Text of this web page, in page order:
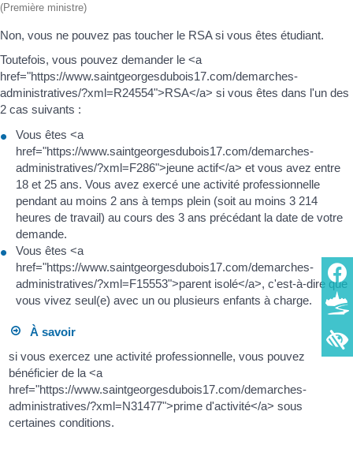
(Première ministre)
Non, vous ne pouvez pas toucher le RSA si vous êtes étudiant.
Toutefois, vous pouvez demander le <a
href="https://www.saintgeorgesdubois17.com/demarches-
administratives/?xml=R24554">RSA</a> si vous êtes dans l'un des
2 cas suivants :
Vous êtes <a
href="https://www.saintgeorgesdubois17.com/demarches-
administratives/?xml=F286">jeune actif</a> et vous avez entre
18 et 25 ans. Vous avez exercé une activité professionnelle
pendant au moins 2 ans à temps plein (soit au moins 3 214
heures de travail) au cours des 3 ans précédant la date de votre
demande.
Vous êtes <a
href="https://www.saintgeorgesdubois17.com/demarches-
administratives/?xml=F15553">parent isolé</a>, c'est-à-dire que
vous vivez seul(e) avec un ou plusieurs enfants à charge.
À savoir
si vous exercez une activité professionnelle, vous pouvez
bénéficier de la <a
href="https://www.saintgeorgesdubois17.com/demarches-
administratives/?xml=N31477">prime d'activité</a> sous
certaines conditions.